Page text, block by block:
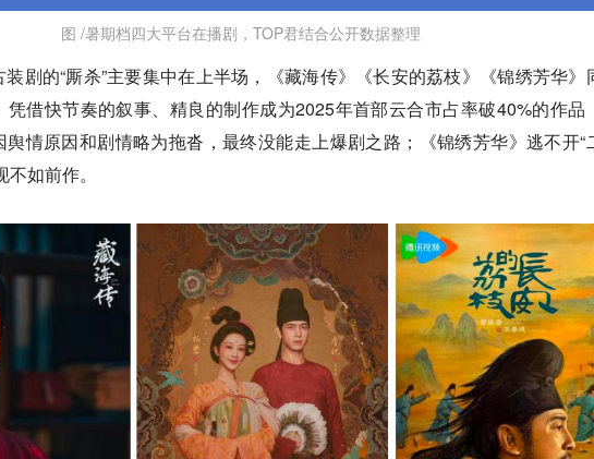
图 /暑期档四大平台在播剧，TOP君结合公开数据整理
剧的“厮杀”主要集中在上半场，《藏海传》《长安的荔枝》《锦绣芳华》
凭借快节奏的叙事、精良的制作成为2025年首部云合市占率破40%的作品
舆情原因和剧情略为拖沓，最终没能走上爆剧之路；《锦绣芳华》逃不开“
如前作。